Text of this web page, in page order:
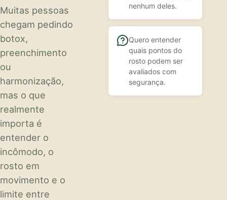
Muitas pessoas
chegam pedindo
botox,
preenchimento
ou
harmonização,
mas o que
realmente
importa é
entender o
incômodo, o
rosto em
movimento e o
limite entre
nenhum deles.
Quero entender
quais pontos do
rosto podem ser
avaliados com
segurança.